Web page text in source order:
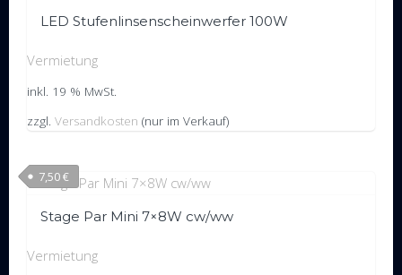
LED Stufenlinsenscheinwerfer 100W
Vermietung
inkl. 19 % MwSt.
zzgl. Versandkosten (nur im Verkauf)
Stage Par Mini 7×8W cw/ww
7,50€
Vermietung